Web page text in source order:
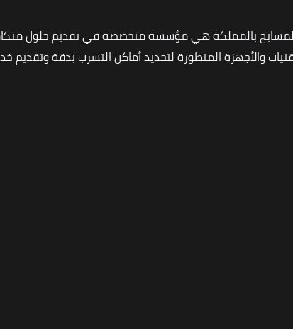
بالمملكة هي مؤسسة متخصصة في تقديم حلول
والأجهزة المتطورة لتحديد أماكن التسرب بدقة وتقديم